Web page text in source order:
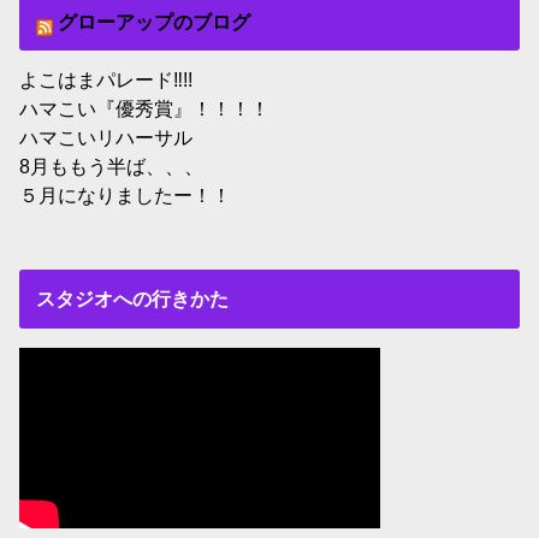
グローアップのブログ
よこはまパレード‼︎!!
ハマこい『優秀賞』！！！！
ハマこいリハーサル
8月ももう半ば、、、
５月になりましたー！！
スタジオへの行きかた